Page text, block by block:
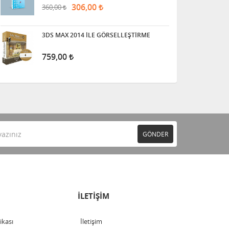
360,00 306,00
3DS MAX 2014 İLE GÖRSELLEŞTİRME
759,00
GÖNDER
İLETİŞİM
İletişim